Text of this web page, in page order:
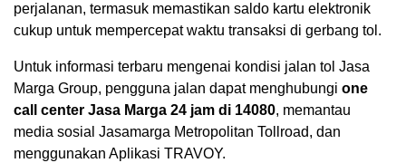
perjalanan, termasuk memastikan saldo kartu elektronik
cukup untuk mempercepat waktu transaksi di gerbang tol.
Untuk informasi terbaru mengenai kondisi jalan tol Jasa
Marga Group, pengguna jalan dapat menghubungi one
call center Jasa Marga 24 jam di 14080, memantau
media sosial Jasamarga Metropolitan Tollroad, dan
menggunakan Aplikasi TRAVOY.